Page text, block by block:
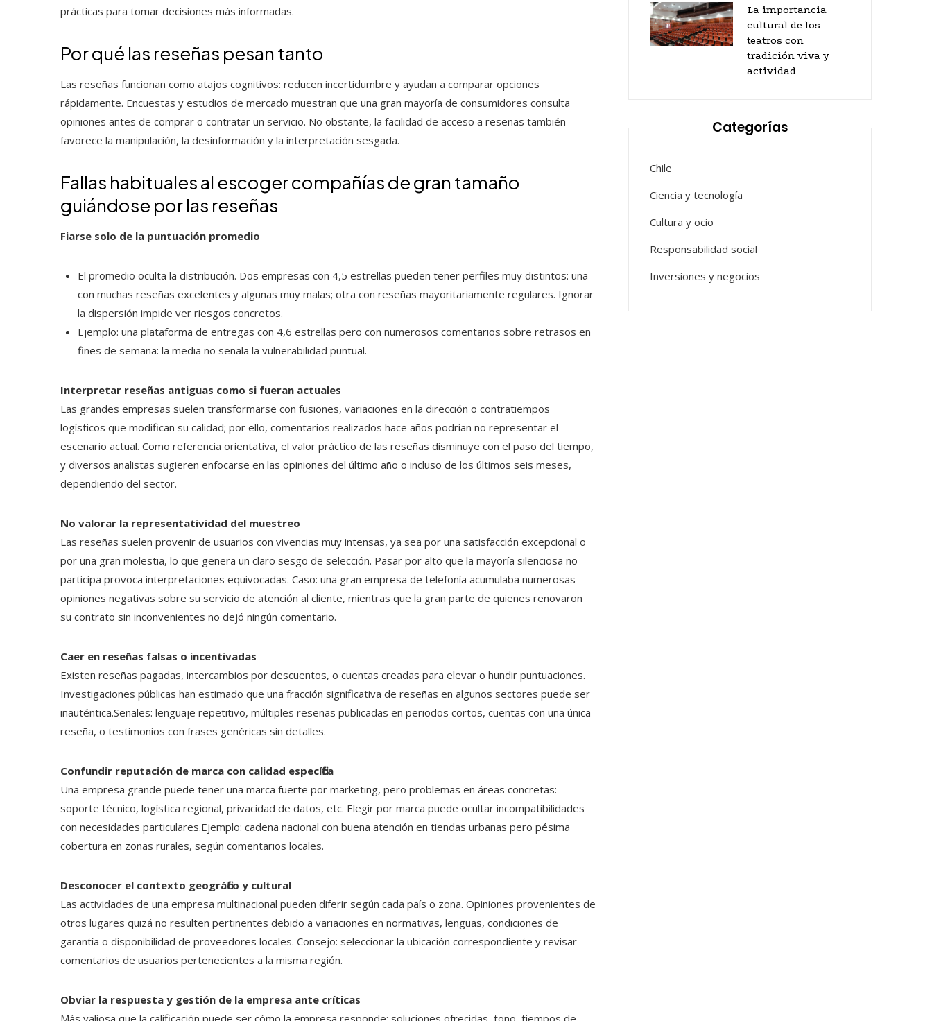
prácticas para tomar decisiones más informadas.
Por qué las reseñas pesan tanto
Las reseñas funcionan como atajos cognitivos: reducen incertidumbre y ayudan a comparar opciones
rápidamente. Encuestas y estudios de mercado muestran que una gran mayoría de consumidores consulta
opiniones antes de comprar o contratar un servicio. No obstante, la facilidad de acceso a reseñas también
favorece la manipulación, la desinformación y la interpretación sesgada.
Fallas habituales al escoger compañías de gran tamaño
guiándose por las reseñas
Fiarse solo de la puntuación promedio
El promedio oculta la distribución. Dos empresas con 4,5 estrellas pueden tener perfiles muy distintos: una
con muchas reseñas excelentes y algunas muy malas; otra con reseñas mayoritariamente regulares. Ignorar
la dispersión impide ver riesgos concretos.
Ejemplo: una plataforma de entregas con 4,6 estrellas pero con numerosos comentarios sobre retrasos en
fines de semana: la media no señala la vulnerabilidad puntual.
Interpretar reseñas antiguas como si fueran actuales
Las grandes empresas suelen transformarse con fusiones, variaciones en la dirección o contratiempos
logísticos que modifican su calidad; por ello, comentarios realizados hace años podrían no representar el
escenario actual. Como referencia orientativa, el valor práctico de las reseñas disminuye con el paso del tiempo,
y diversos analistas sugieren enfocarse en las opiniones del último año o incluso de los últimos seis meses,
dependiendo del sector.
No valorar la representatividad del muestreo
Las reseñas suelen provenir de usuarios con vivencias muy intensas, ya sea por una satisfacción excepcional o
por una gran molestia, lo que genera un claro sesgo de selección. Pasar por alto que la mayoría silenciosa no
participa provoca interpretaciones equivocadas. Caso: una gran empresa de telefonía acumulaba numerosas
opiniones negativas sobre su servicio de atención al cliente, mientras que la gran parte de quienes renovaron
su contrato sin inconvenientes no dejó ningún comentario.
Caer en reseñas falsas o incentivadas
Existen reseñas pagadas, intercambios por descuentos, o cuentas creadas para elevar o hundir puntuaciones.
Investigaciones públicas han estimado que una fracción significativa de reseñas en algunos sectores puede ser
inauténtica.Señales: lenguaje repetitivo, múltiples reseñas publicadas en periodos cortos, cuentas con una única
reseña, o testimonios con frases genéricas sin detalles.
Confundir reputación de marca con calidad específica
Una empresa grande puede tener una marca fuerte por marketing, pero problemas en áreas concretas:
soporte técnico, logística regional, privacidad de datos, etc. Elegir por marca puede ocultar incompatibilidades
con necesidades particulares.Ejemplo: cadena nacional con buena atención en tiendas urbanas pero pésima
cobertura en zonas rurales, según comentarios locales.
Desconocer el contexto geográfico y cultural
Las actividades de una empresa multinacional pueden diferir según cada país o zona. Opiniones provenientes de
otros lugares quizá no resulten pertinentes debido a variaciones en normativas, lenguas, condiciones de
garantía o disponibilidad de proveedores locales. Consejo: seleccionar la ubicación correspondiente y revisar
comentarios de usuarios pertenecientes a la misma región.
Obviar la respuesta y gestión de la empresa ante críticas
Más valiosa que la calificación puede ser cómo la empresa responde: soluciones ofrecidas, tono, tiempos de
La importancia
cultural de los
teatros con
tradición viva y
actividad
Categorías
Chile
Ciencia y tecnología
Cultura y ocio
Responsabilidad social
Inversiones y negocios